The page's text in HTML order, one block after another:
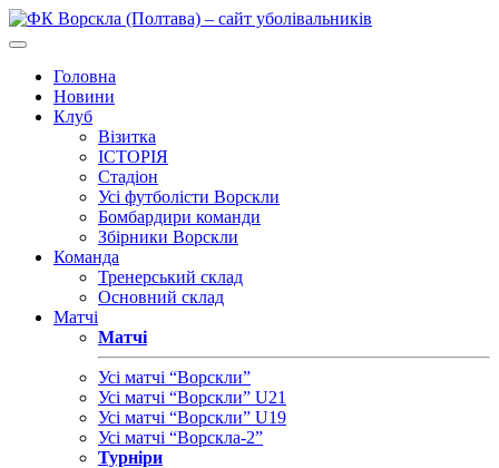
Головна
Новини
Клуб
Візитка
ІСТОРІЯ
Стадіон
Усі футболісти Ворскли
Бомбардири команди
Збірники Ворскли
Команда
Тренерський склад
Основний склад
Матчі
Матчі
Усі матчі “Ворскли”
Усі матчі “Ворскли” U21
Усі матчі “Ворскли” U19
Усі матчі “Ворскла-2”
Турніри